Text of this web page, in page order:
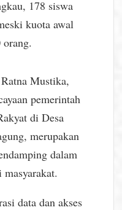
178 siswa
kuota awal
Mustika,
pemerintah
di Desa
merupakan
dalam
data dan akses